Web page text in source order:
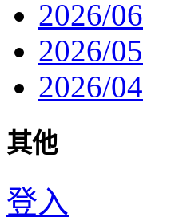
2026/06
2026/05
2026/04
其他
登入